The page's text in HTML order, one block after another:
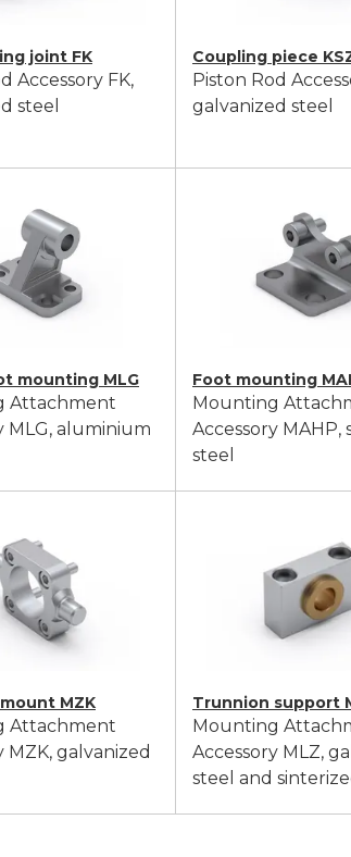
joint FK
Accessory FK,
steel
Coupling piece
Piston Rod
galvanized steel
mounting MLG
Attachment
MLG, aluminium
Foot mounting
Mounting
Accessory MAHP,
steel
MZK
Attachment
MZK, galvanized
Trunnion support
Mounting
Accessory MLZ,
steel and